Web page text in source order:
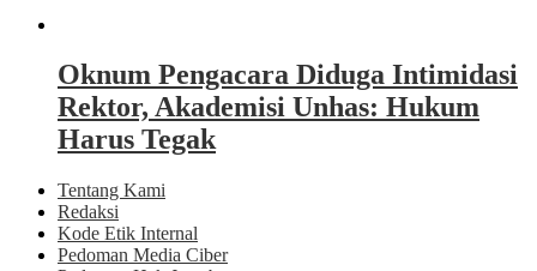
Oknum Pengacara Diduga Intimidasi
Rektor, Akademisi Unhas: Hukum
Harus Tegak
Tentang Kami
Redaksi
Kode Etik Internal
Pedoman Media Ciber